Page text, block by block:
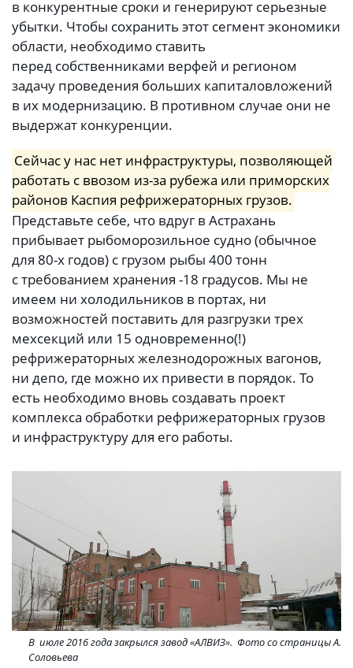
в конкурентные сроки и генерируют серьезные
убытки. Чтобы сохранить этот сегмент экономики
области, необходимо ставить
перед собственниками верфей и регионом
задачу проведения больших капиталовложений
в их модернизацию. В противном случае они не
выдержат конкуренции.
Сейчас у нас нет инфраструктуры, позволяющей
работать с ввозом из-за рубежа или приморских
районов Каспия рефрижераторных грузов.
Представьте себе, что вдруг в Астрахань
прибывает рыбоморозильное судно (обычное
для 80-х годов) с грузом рыбы 400 тонн
с требованием хранения -18 градусов. Мы не
имеем ни холодильников в портах, ни
возможностей поставить для разгрузки трех
мехсекций или 15 одновременно(!)
рефрижераторных железнодорожных вагонов,
ни депо, где можно их привести в порядок. То
есть необходимо вновь создавать проект
комплекса обработки рефрижераторных грузов
и инфраструктуру для его работы.
В июле 2016 года закрылся завод «АЛВИЗ». Фото со страницы А.
Соловьева